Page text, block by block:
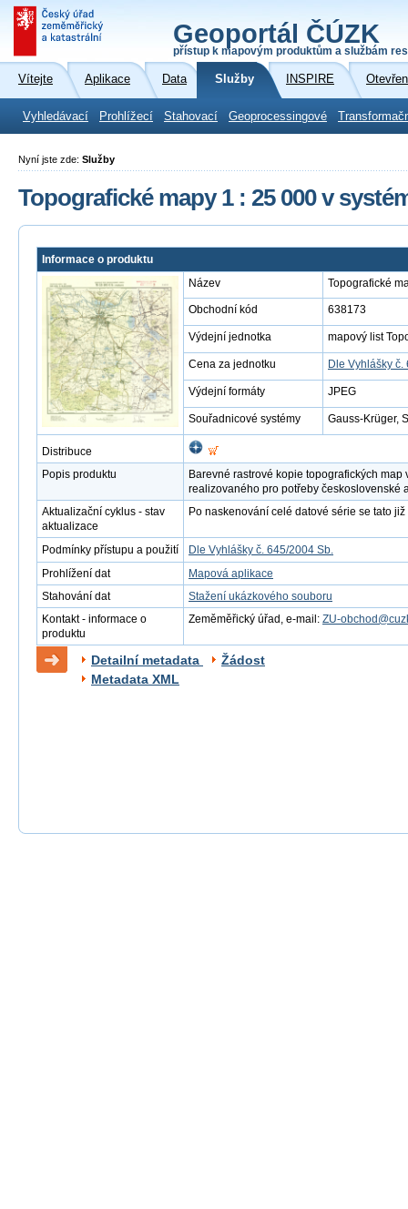
Geoportál ČÚZK
přístup k mapovým produktům a službám
Vítejte Aplikace Data Služby INSPIRE
Vyhledávací Prohlížecí Stahovací Geoprocessingové
Nyní jste zde: Služby
Topografické mapy 1 : 25 000 v
Informace o produktu
Název
Topografické
Obchodní kód 638173
Výdejní jednotka mapový list
Cena za jednotku Dle Vyhlášky č.
Výdejní formáty JPEG
Souřadnicové systémy Gauss-Krüger,
Distribuce
Popis produktu
Barevné rastrové kopie topografických
realizovaného pro potřeby československé
Aktualizační cyklus - stav
aktualizace
Po naskenování celé datové série se tato
Podmínky přístupu a použití
Dle Vyhlášky č. 645/2004 Sb.
Prohlížení dat
Mapová aplikace
Stahování dat
Stažení ukázkového souboru
Kontakt - informace o
produktu
Zeměměřický úřad, e-mail: ZU-
Detailní metadata
Žádost
Metadata XML